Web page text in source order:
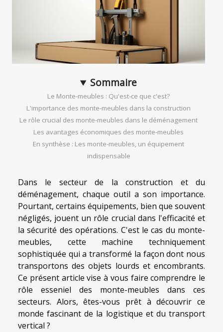
Sommaire
Le Monte-meubles : Qu'est-ce que c'est?
L'importance des monte-meubles dans la construction
Le rôle crucial des monte-meubles dans le déménagement
Les avantages économiques des monte-meubles
En synthèse : Les monte-meubles, un équipement
indispensable
Dans le secteur de la construction et du
déménagement, chaque outil a son importance.
Pourtant, certains équipements, bien que souvent
négligés, jouent un rôle crucial dans l'efficacité et
la sécurité des opérations. C'est le cas du monte-
meubles, cette machine techniquement
sophistiquée qui a transformé la façon dont nous
transportons des objets lourds et encombrants.
Ce présent article vise à vous faire comprendre le
rôle esseniel des monte-meubles dans ces
secteurs. Alors, êtes-vous prêt à découvrir ce
monde fascinant de la logistique et du transport
vertical ?